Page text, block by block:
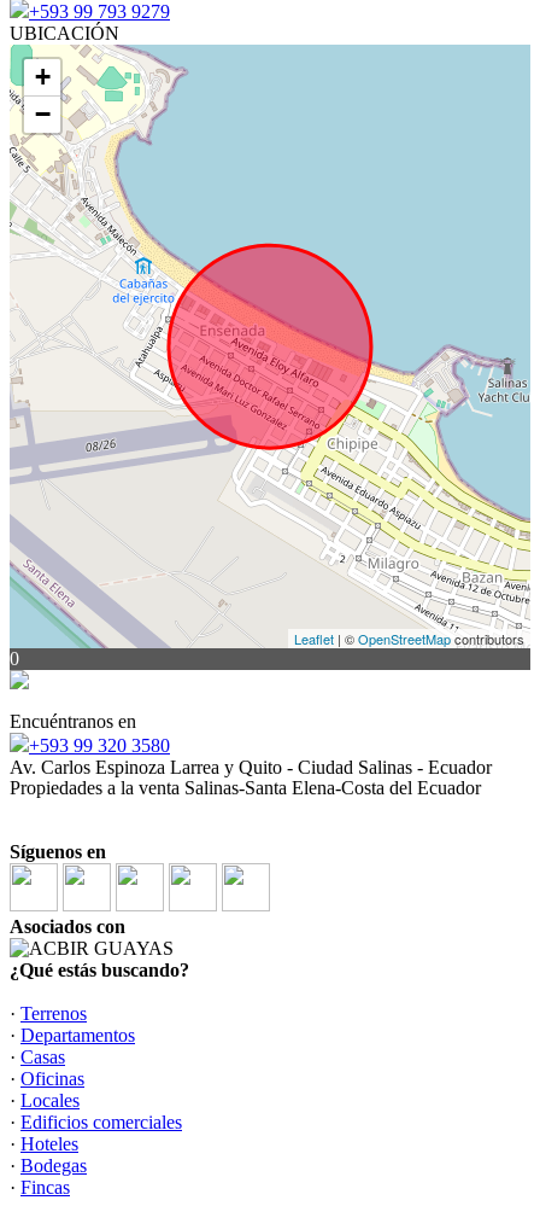
+593 99 793 9279
UBICACIÓN
+
−
Leaflet | ©OpenStreetMapcontributors
0
Encuéntranos en
+593 99 320 3580
Av. Carlos Espinoza Larrea y Quito - Ciudad Salinas - Ecuador
Propiedades a la venta Salinas-Santa Elena-Costa del Ecuador
Síguenos en
Asociados con
¿Qué estás buscando?
· Terrenos
· Departamentos
· Casas
· Oficinas
· Locales
· Edificios comerciales
· Hoteles
· Bodegas
· Fincas